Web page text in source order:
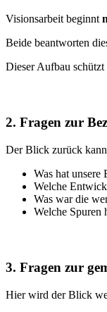
Visionsarbeit beginnt
Beide beantworten
Dieser Aufbau
2. Fragen zur
Der Blick zurück
Was hat unsere
Welche
Was war die
Welche Spuren
3. Fragen zur
Hier wird der Blick